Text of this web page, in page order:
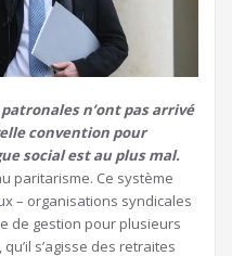
n’ont pas arrivé
convention pour
social est au plus mal.
paritarisme. Ce système
– organisations syndicales
de gestion pour plusieurs
s’agisse des retraites